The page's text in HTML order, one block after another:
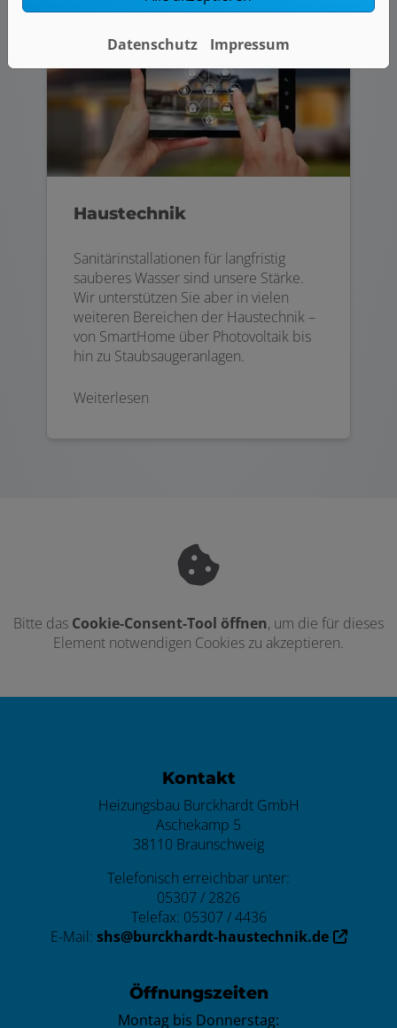
Haustechnik
Sanitärinstallationen für langfristig
sauberes Wasser sind unsere Stärke.
Wir unterstützen Sie aber in vielen
weiteren Bereichen der Haustechnik –
von SmartHome über Photovoltaik bis
hin zu Staubsaugeranlagen.
Weiterlesen
Bitte das Cookie-Consent-Tool öffnen, um die für dieses
Element notwendigen Cookies zu akzeptieren.
Kontakt
Heizungsbau Burckhardt GmbH
Aschekamp 5
38110 Braunschweig
Telefonisch erreichbar unter:
05307 / 2826
Telefax: 05307 / 4436
E-Mail: shs@burckhardt-haustechnik.de
Öffnungszeiten
Montag bis Donnerstag:
Datenschutz Impressum